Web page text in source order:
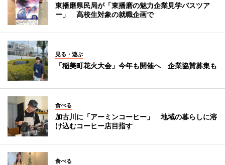
東播磨県民局が「東播磨の魅力企業見学バスツア
ー」 高校生対象の就職企画で
見る・遊ぶ
「稲美町花火大会」今年も開催へ 企業協賛募集も
食べる
加古川に「アーミンコーヒー」 地域の暮らしに溶
け込むコーヒー店目指す
食べる